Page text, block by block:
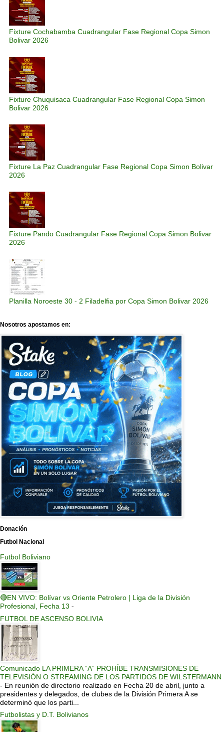
Fixture Cochabamba Cuadrangular Fase Regional Copa Simon
Bolivar 2026
Fixture Chuquisaca Cuadrangular Fase Regional Copa Simon
Bolivar 2026
Fixture La Paz Cuadrangular Fase Regional Copa Simon Bolivar
2026
Fixture Pando Cuadrangular Fase Regional Copa Simon Bolivar
2026
Planilla Noroeste 30 - 2 Filadelfia por Copa Simon Bolivar 2026
Nosotros apostamos en:
Donación
Futbol Nacional
Futbol Boliviano
🔴EN VIVO: Bolívar vs Oriente Petrolero | Liga de la División
Profesional, Fecha 13 -
FUTBOL DE ASCENSO BOLIVIA
Comunicado LA PRIMERA “A” PROHÍBE TRANSMISIONES DE
TELEVISIÓN O STREAMING DE LOS PARTIDOS DE WILSTERMANN
- En reunión de directorio realizado en Fecha 20 de abril, junto a
presidentes y delegados, de clubes de la División Primera A se
determinó que los parti...
Futbolistas y D.T. Bolivianos